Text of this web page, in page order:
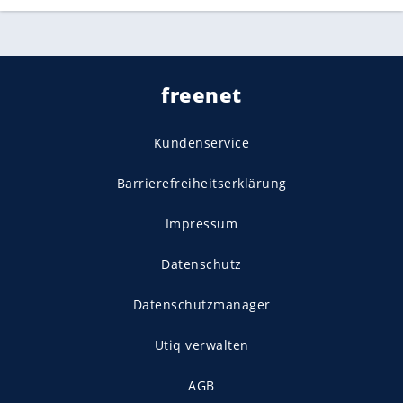
freenet
Kundenservice
Barrierefreiheitserklärung
Impressum
Datenschutz
Datenschutzmanager
Utiq verwalten
AGB